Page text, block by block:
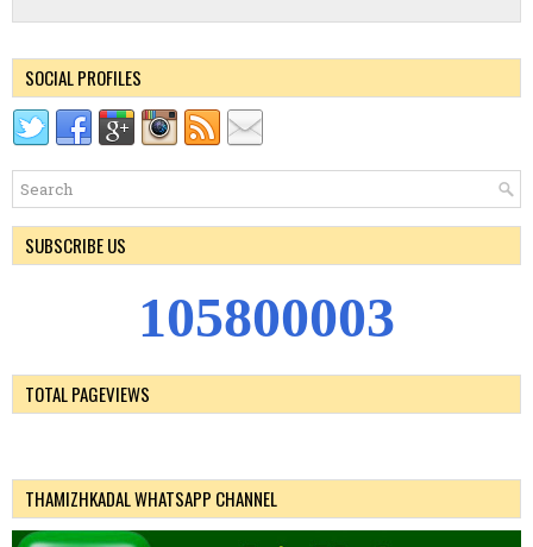
SOCIAL PROFILES
SUBSCRIBE US
105800003
TOTAL PAGEVIEWS
THAMIZHKADAL WHATSAPP CHANNEL